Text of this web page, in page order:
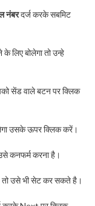
नंबरदर्ज करके सबमिट
लिए बोलेगा तो उन्हे
सेंड वाले बटन पर क्लिक
उसके ऊपर क्लिक करें।
कनफर्म करना है।
तो उसे भी सेट कर सकते है।